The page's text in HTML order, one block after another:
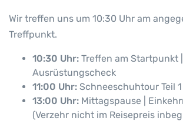
Wir treffen uns um 10:30 Uhr am
Treffpunkt.
10:30 Uhr: Treffen am Startpunkt |
Ausrüstungscheck
11:00 Uhr: Schneeschuhtour Teil 1
13:00 Uhr: Mittagspause |
(Verzehr nicht im Reisepreis